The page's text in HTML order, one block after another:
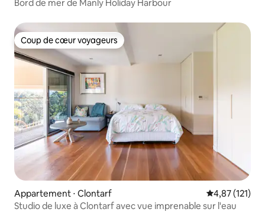
Bord de mer de Manly Holiday Harbour
Coup de cœur voyageurs
Coup de cœur voyageurs
Appartement ⋅ Clontarf Évaluation
4,87 (121)
Studio de luxe à Clontarf avec vue imprenable sur l'eau